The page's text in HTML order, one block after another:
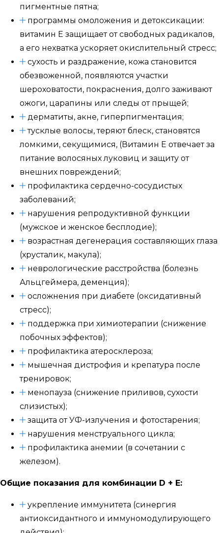
пигментные пятна;
программы омоложения и детоксикации:
витамин E защищает от свободных радикалов,
а его нехватка ускоряет окислительный стресс;
сухость и раздражение, кожа становится
обезвоженной, появляются участки
шероховатости, покраснения, долго заживают
ожоги, царапины или следы от прыщей;
дерматиты, акне, гиперпигментация;
тусклые волосы, теряют блеск, становятся
ломкими, секущимися, (Витамин E отвечает за
питание волосяных луковиц и защиту от
внешних повреждений;
профилактика сердечно-сосудистых
заболеваний;
нарушения репродуктивной функции
(мужское и женское бесплодие);
возрастная дегенерация составляющих глаза
(хрусталик, макула);
неврологические расстройства (болезнь
Альцгеймера, деменция);
осложнения при диабете (оксидативный
стресс);
поддержка при химиотерапии (снижение
побочных эффектов);
профилактика атеросклероза;
мышечная дистрофия и крепатура после
тренировок;
менопауза (снижение приливов, сухости
слизистых);
защита от УФ-излучения и фотостарения;
нарушения менструального цикла;
профилактика анемии (в сочетании с
железом).
Общие показания для комбинации D + E:
укрепление иммунитета (синергия
антиоксидантного и иммуномодулирующего